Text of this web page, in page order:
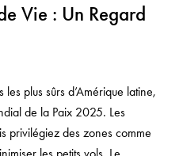
Vie : Un Regard
les plus sûrs d’Amérique latine,
de la Paix 2025. Les
privilégiez des zones comme
les petits vols. Le